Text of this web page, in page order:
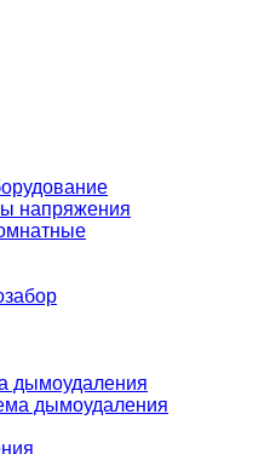
напряжения
дымоудаления
дымоудаления